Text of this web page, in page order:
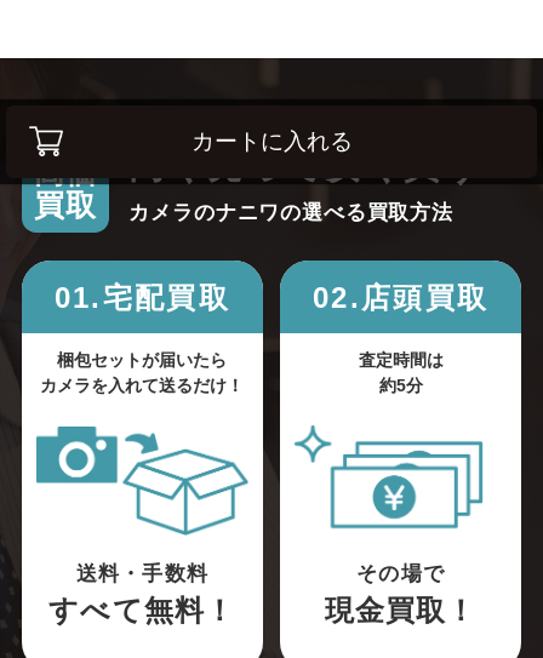
カートに入れる
高価
買取
高く売って安く買う！
カメラのナニワの選べる買取方法
01.宅配買取
梱包セットが届いたら
カメラを入れて送るだけ！
送料・手数料
すべて無料！
02.店頭買取
査定時間は
約5分
その場で
現金買取！